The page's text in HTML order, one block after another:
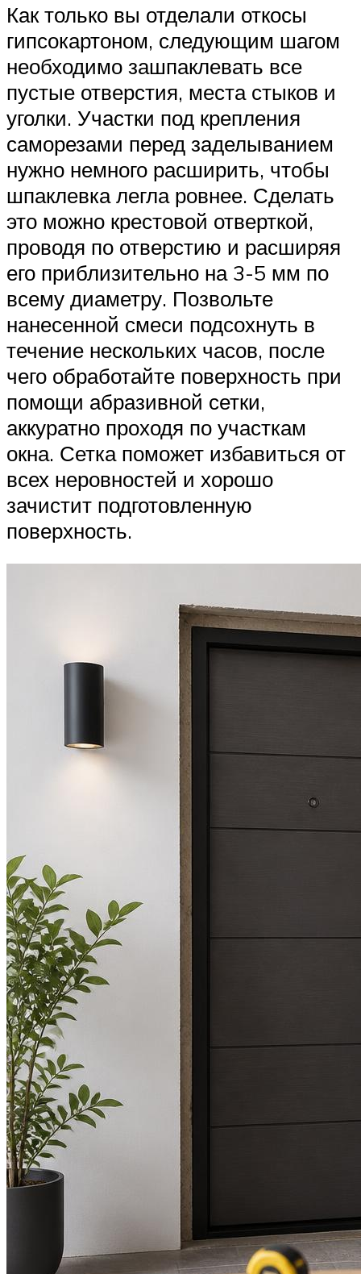
Как только вы отделали откосы
гипсокартоном, следующим шагом
необходимо зашпаклевать все
пустые отверстия, места стыков и
уголки. Участки под крепления
саморезами перед заделыванием
нужно немного расширить, чтобы
шпаклевка легла ровнее. Сделать
это можно крестовой отверткой,
проводя по отверстию и расширяя
его приблизительно на 3-5 мм по
всему диаметру. Позвольте
нанесенной смеси подсохнуть в
течение нескольких часов, после
чего обработайте поверхность при
помощи абразивной сетки,
аккуратно проходя по участкам
окна. Сетка поможет избавиться от
всех неровностей и хорошо
зачистит подготовленную
поверхность.